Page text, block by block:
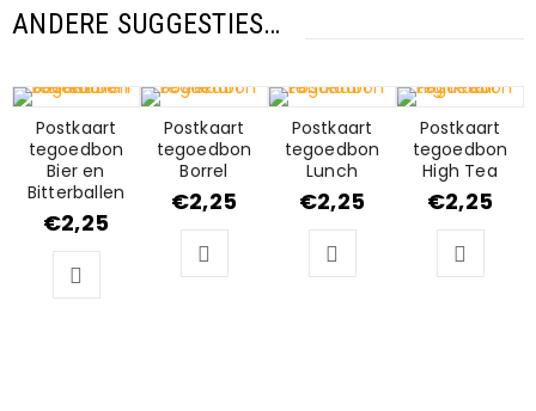
ANDERE SUGGESTIES…
Postkaart
tegoedbon
Bier en
Bitterballen
€2,25
Postkaart
tegoedbon
Borrel
€2,25
Postkaart
tegoedbon
Lunch
€2,25
Postkaart
tegoedbon
High Tea
€2,25